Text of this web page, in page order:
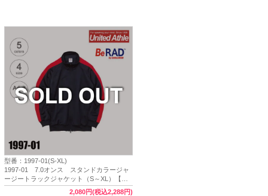
型番：1997-01(S-XL)
1997-01 7.0オンス スタンドカラージャ
ージートラックジャケット（S～XL）【完
売】 ★BeRAD
2,080円(税込2,288円)